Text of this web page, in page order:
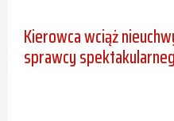
Kierowca wciąż
sprawcy